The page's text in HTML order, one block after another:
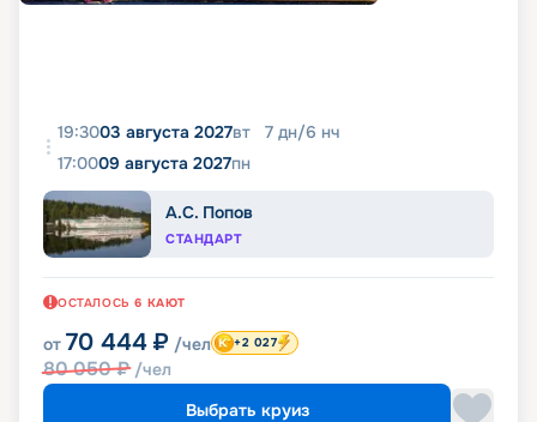
19:3003 августа 2027вт 7 дн/6 нч
17:0009 августа 2027пн
А.С. Попов
СТАНДАРТ
ОСТАЛОСЬ 6 КАЮТ
от 70 444 ₽ /чел
80 050₽ /чел
+2 027
Выбрать круиз